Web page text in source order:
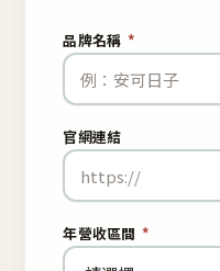
品牌名稱 *
官網連結
年營收區間 *